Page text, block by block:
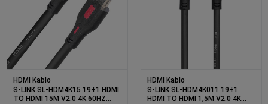
HDMI Kablo
S-LINK SL-HDM4K15 19+1 HDMI
TO HDMI 15M V2.0 4K 60HZ
HDMI Kablo
S-LINK SL-HDM4K011 19+1
HDMI TO HDMI 1,5M V2.0 4K